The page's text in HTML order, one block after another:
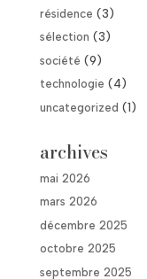
résidence (3)
sélection (3)
société (9)
technologie (4)
uncategorized (1)
archives
mai 2026
mars 2026
décembre 2025
octobre 2025
septembre 2025